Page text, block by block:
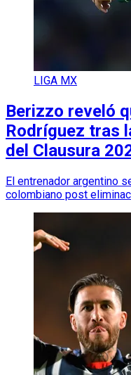
LIGA MX
Berizzo reveló
Rodríguez tras
del Clausura
El entrenador argentino
colombiano post